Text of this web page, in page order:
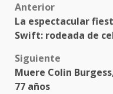
Post
navigation
Anterior
La espectacular
Swift: rodeada de
Siguiente
Muere Colin
77 años